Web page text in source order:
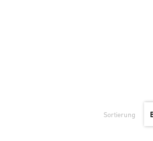
Sortierung